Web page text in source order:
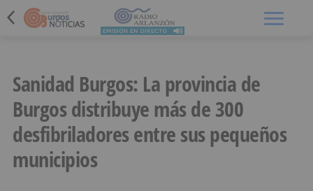
Sanidad Burgos: La provincia de
Burgos distribuye más de 300
desfibriladores entre sus pequeños
municipios